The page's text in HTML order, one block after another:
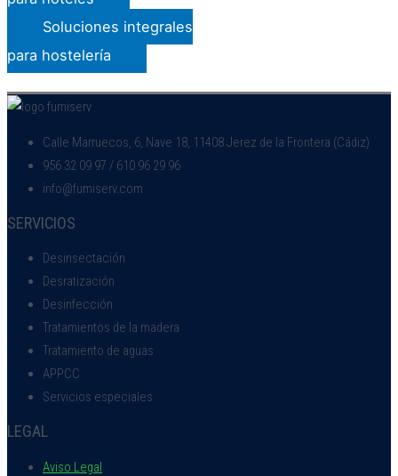
Soluciones integrales
para hostelería
Calle Marruecos, 6, Nave 18, 11408 Jerez de la Frontera (Cádiz)
956 32 09 97 / 610 96 29 96
info@fumiserv.com
SERVICIOS
Desinsectación
Desratización
Desinfección
Tratamientos de la madera
Tratamiento de aguas
APPCC
Servicios especiales
LEGAL
Aviso Legal